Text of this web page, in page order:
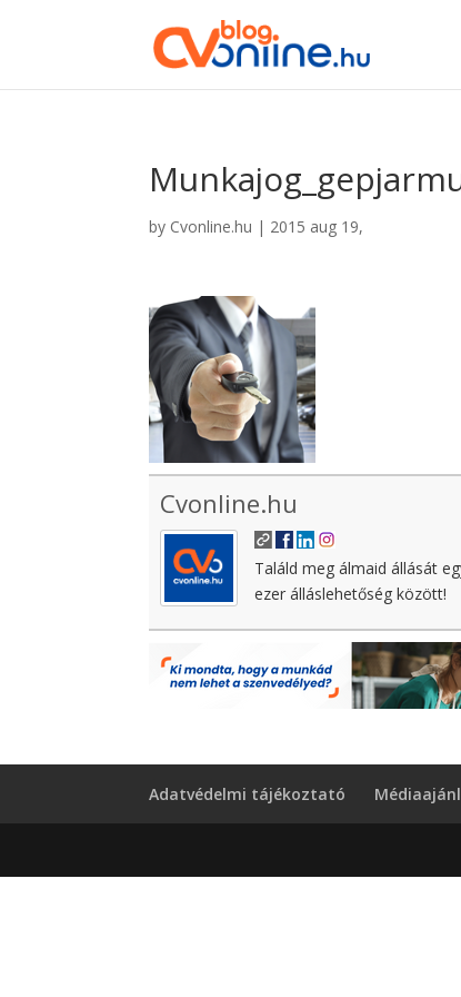
by Cvonline.hu | 2015 aug 19,
Cvonline.hu
Találd meg álmaid állását
ezer álláslehetőség között!
Adatvédelmi tájékoztató